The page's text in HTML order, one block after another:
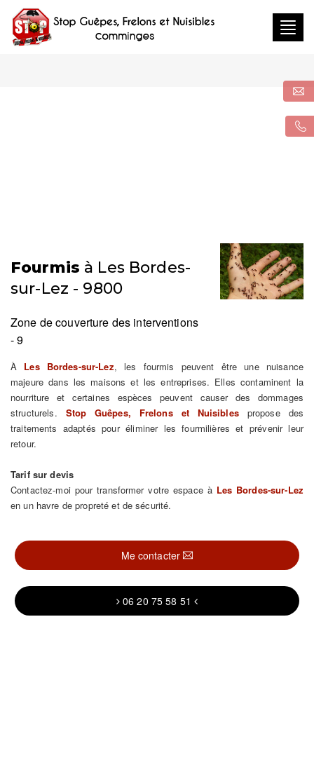
Fourmis à Les Bordes-
sur-Lez - 9800
Zone de couverture des interventions
- 9
À Les Bordes-sur-Lez, les fourmis peuvent être une nuisance
majeure dans les maisons et les entreprises. Elles contaminent la
nourriture et certaines espèces peuvent causer des dommages
structurels. Stop Guêpes, Frelons et Nuisiblespropose des
traitements adaptés pour éliminer les fourmilières et prévenir leur
retour.
Tarif sur devis
Contactez-moi pour transformer votre espace à Les Bordes-sur-Lez
en un havre de propreté et de sécurité.
Me contacter
06 20 75 58 51